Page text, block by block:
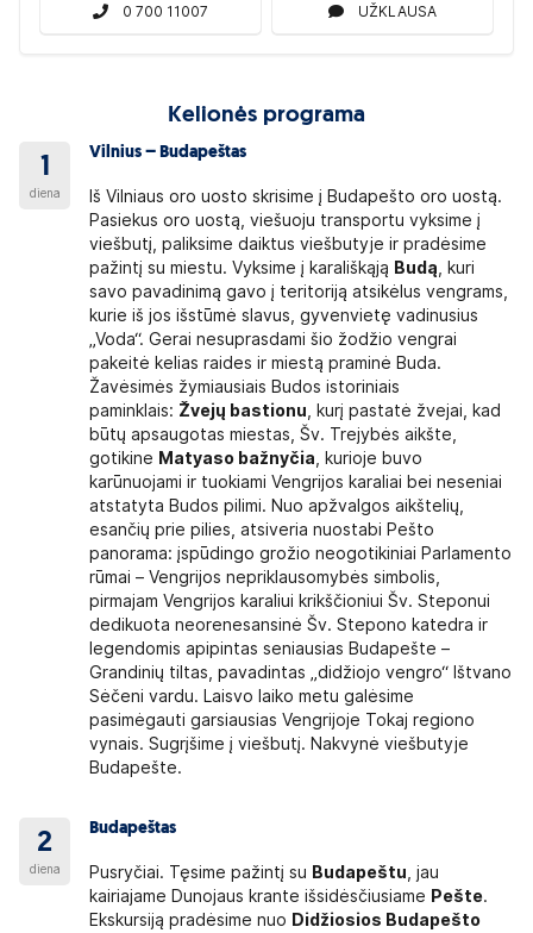
0 700 11007 UŽKLAUSA
Kelionės programa
1
diena
Vilnius – Budapeštas
Iš Vilniaus oro uosto skrisime į Budapešto oro uostą.
Pasiekus oro uostą, viešuoju transportu vyksime į
viešbutį, paliksime daiktus viešbutyje ir pradėsime
pažintį su miestu. Vyksime į karališkąją Budą , kuri
savo pavadinimą gavo į teritoriją atsikėlus vengrams,
kurie iš jos išstūmė slavus, gyvenvietę vadinusius
„Voda“. Gerai nesuprasdami šio žodžio vengrai
pakeitė kelias raides ir miestą praminė Buda.
Žavėsimės žymiausiais Budos istoriniais
paminklais: Žvejų bastionu , kurį pastatė žvejai, kad
būtų apsaugotas miestas, Šv. Trejybės aikšte,
gotikine Matyaso bažnyčia , kurioje buvo
karūnuojami ir tuokiami Vengrijos karaliai bei neseniai
atstatyta Budos pilimi. Nuo apžvalgos aikštelių,
esančių prie pilies, atsiveria nuostabi Pešto
panorama: įspūdingo grožio neogotikiniai Parlamento
rūmai – Vengrijos nepriklausomybės simbolis,
pirmajam Vengrijos karaliui krikščioniui Šv. Steponui
dedikuota neorenesansinė Šv. Stepono katedra ir
legendomis apipintas seniausias Budapešte –
Grandinių tiltas, pavadintas „didžiojo vengro“ Ištvano
Sėčeni vardu. Laisvo laiko metu galėsime
pasimėgauti garsiausias Vengrijoje Tokaj regiono
vynais. Sugrįšime į viešbutį. Nakvynė viešbutyje
Budapešte.
2
diena
Budapeštas
Pusryčiai. Tęsime pažintį su Budapeštu , jau
kairiajame Dunojaus krante išsidėsčiusiame Pešte.
Ekskursiją pradėsime nuo Didžiosios Budapešto